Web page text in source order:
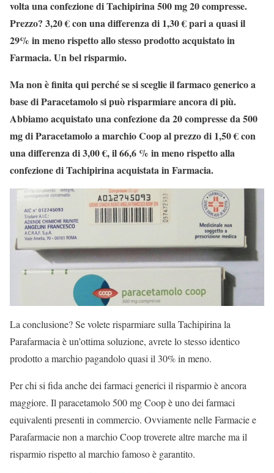
volta una confezione di Tachipirina 500 mg 20 compresse.
Prezzo? 3,20 € con una differenza di 1,30 € pari a quasi il
29% in meno rispetto allo stesso prodotto acquistato in
Farmacia. Un bel risparmio.
Ma non è finita qui perché se si sceglie il farmaco generico a
base di Paracetamolo si può risparmiare ancora di più.
Abbiamo acquistato una confezione da 20 compresse da 500
mg di Paracetamolo a marchio Coop al prezzo di 1,50 € con
una differenza di 3,00 €, il 66,6 % in meno rispetto alla
confezione di Tachipirina acquistata in Farmacia.
La conclusione? Se volete risparmiare sulla Tachipirina la
Parafarmacia è un’ottima soluzione, avrete lo stesso identico
prodotto a marchio pagandolo quasi il 30% in meno.
Per chi si fida anche dei farmaci generici il risparmio è ancora
maggiore. Il paracetamolo 500 mg Coop è uno dei farmaci
equivalenti presenti in commercio. Ovviamente nelle Farmacie e
Parafarmacie non a marchio Coop troverete altre marche ma il
risparmio rispetto al marchio famoso è garantito.